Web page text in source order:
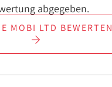
abgegeben.
MOBI LTD BEWERTEN